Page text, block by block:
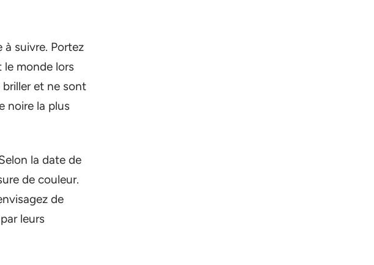
suivre. Portez
le monde lors
et ne sont
noire la plus
la date de
de couleur.
de
leurs